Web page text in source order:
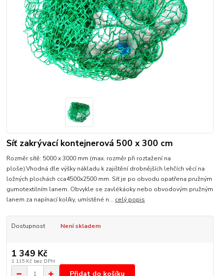
Síť zakrývací kontejnerová 500 x 300 cm
Rozměr sítě: 5000 x 3000 mm (max. rozměr při roztažení na
ploše).Vhodná dle výšky nákladu k zajištění drobnějších lehčích věcí na
ložných plochách cca4500x2500 mm. Síť je po obvodu opatřena pružným
gumotextilním lanem. Obvykle se zavlékáoky nebo obvodovým pružným
lanem za napínací kolíky, umístěné n... celý popis
Dostupnost Není skladem
1 349 Kč
1 115 Kč bez DPH
Přidat do košíku